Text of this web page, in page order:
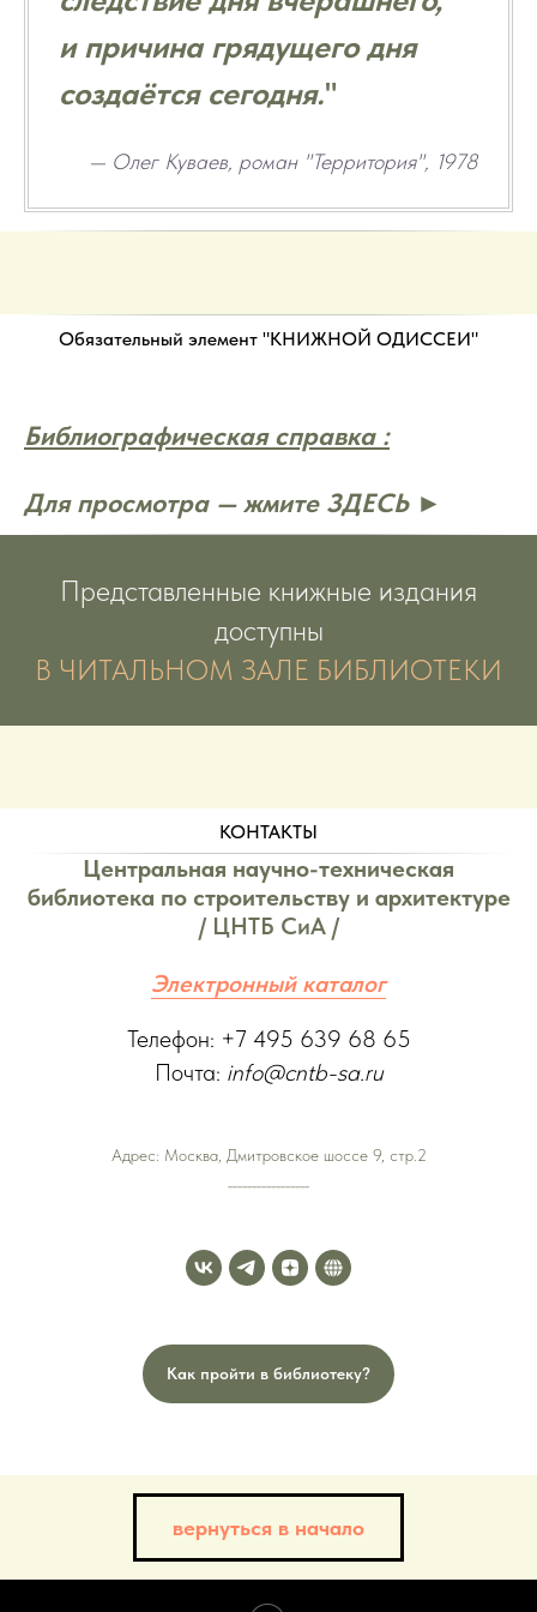
и причина грядущего дня
создаётся сегодня."
— Олег Куваев, роман "Территория", 1978
Обязательный элемент "КНИЖНОЙ ОДИССЕИ"
Библиографическая справка :
Для просмотра — жмите ЗДЕСЬ ►
Представленные книжные издания
доступны
В ЧИТАЛЬНОМ ЗАЛЕ БИБЛИОТЕКИ
КОНТАКТЫ
Центральная научно-техническая
библиотека по строительству и архитектуре
/ ЦНТБ СиА /
Электронный каталог
Телефон: +7 495 639 68 65
Почта: info@cntb-sa.ru
Адрес: Москва, Дмитровское шоссе 9, стр.2
Как пройти в библиотеку?
вернуться в начало